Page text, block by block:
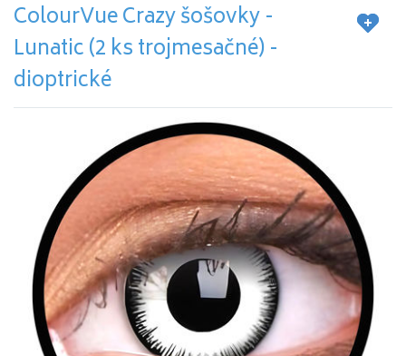
ColourVue Crazy šošovky -
Lunatic (2 ks trojmesačné) -
dioptrické